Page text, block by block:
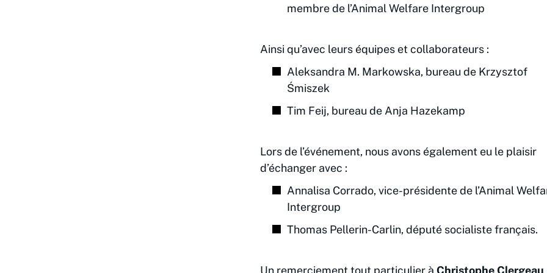
membre de l’Animal Welfare Intergroup
Ainsi qu’avec leurs équipes et collaborateurs :
Aleksandra M. Markowska, bureau de Krzysztof
Śmiszek
Tim Feij, bureau de Anja Hazekamp
Lors de l’événement, nous avons également eu le plaisir
d’échanger avec :
Annalisa Corrado, vice-présidente de l’Animal
Intergroup
Thomas Pellerin-Carlin, député socialiste français.
Un remerciement tout particulier à Christophe Clergeau